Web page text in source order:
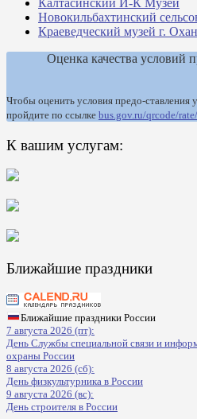
Калтасинский И-К Музей
Новокильбахтинский
Краеведческий музей г.
Оценка качества условий
Чтобы оценить условия предо-ставления
пройдите по ссылке bus.gov.ru/qrcode/
К вашим услугам:
Ближайшие праздники
Ближайшие праздники России
7 августа 2026 (пт):
День Службы специальной связи и
охраны России
8 августа 2026 (сб):
День физкультурника в России
9 августа 2026 (вс):
День строителя в России